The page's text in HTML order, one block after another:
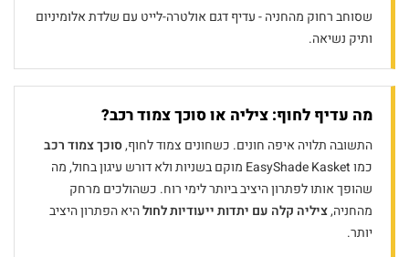
שסוחב רחוק מהחניה - עדיף דגם אולטרה-לייט עם שלדת אלומיניום
ותיק נשיאה.
מה עדיף לחוף: ציליה או סוכך צמוד רכב?
התשובה תלויה איפה חונים. כשחונים צמוד לחוף,סוכך צמוד רכב
כמו EasyShade Kasket מוקם בשניות ולא דורש עיגון בחול, מה
שהופך אותו לפתרון היציב ביותר לימי רוח. כשהולכים מרחק
מהחניה,ציליה קלה עם יתדות ייעודיות לחולהיא הפתרון היציב
יותר.